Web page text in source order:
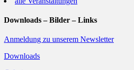
Downloads – Bilder – Links
Anmeldung zu unserem Newsletter
Downloads